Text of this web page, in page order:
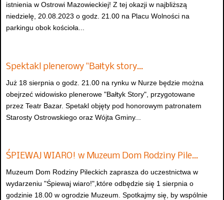
istnienia w Ostrowi Mazowieckiej! Z tej okazji w najbliższą
niedzielę, 20.08.2023 o godz. 21.00 na Placu Wolności na
parkingu obok kościoła...
Spektakl plenerowy "Bałtyk story…
Już 18 sierpnia o godz. 21.00 na rynku w Nurze będzie można
obejrzeć widowisko plenerowe "Bałtyk Story", przygotowane
przez Teatr Bazar. Spetakl objęty pod honorowym patronatem
Starosty Ostrowskiego oraz Wójta Gminy...
ŚPIEWAJ WIARO! w Muzeum Dom Rodziny Pile…
Muzeum Dom Rodziny Pileckich zaprasza do uczestnictwa w
wydarzeniu "Śpiewaj wiaro!",które odbędzie się 1 sierpnia o
godzinie 18.00 w ogrodzie Muzeum. Spotkajmy się, by wspólnie